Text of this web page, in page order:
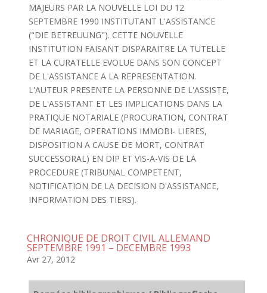
MAJEURS PAR LA NOUVELLE LOI DU 12
SEPTEMBRE 1990 INSTITUTANT L'ASSISTANCE
("DIE BETREUUNG"). CETTE NOUVELLE
INSTITUTION FAISANT DISPARAITRE LA TUTELLE
ET LA CURATELLE EVOLUE DANS SON CONCEPT
DE L'ASSISTANCE A LA REPRESENTATION.
L'AUTEUR PRESENTE LA PERSONNE DE L'ASSISTE,
DE L'ASSISTANT ET LES IMPLICATIONS DANS LA
PRATIQUE NOTARIALE (PROCURATION, CONTRAT
DE MARIAGE, OPERATIONS IMMOBI- LIERES,
DISPOSITION A CAUSE DE MORT, CONTRAT
SUCCESSORAL) EN DIP ET VIS-A-VIS DE LA
PROCEDURE (TRIBUNAL COMPETENT,
NOTIFICATION DE LA DECISION D'ASSISTANCE,
INFORMATION DES TIERS).
CHRONIQUE DE DROIT CIVIL ALLEMAND
SEPTEMBRE 1991 – DECEMBRE 1993
Avr 27, 2012